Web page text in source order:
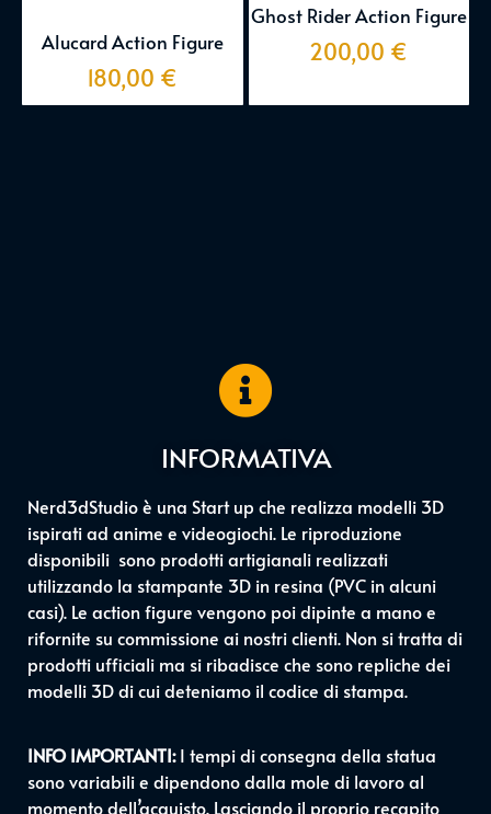
Alucard Action Figure
180,00 €
Ghost Rider Action Figure
200,00 €
INFORMATIVA
Nerd3dStudio è una Start up che realizza modelli 3D
ispirati ad anime e videogiochi. Le riproduzione
disponibili sono prodotti artigianali realizzati
utilizzando la stampante 3D in resina (PVC in alcuni
casi). Le action figure vengono poi dipinte a mano e
rifornite su commissione ai nostri clienti. Non si tratta di
prodotti ufficiali ma si ribadisce che sono repliche dei
modelli 3D di cui deteniamo il codice di stampa.
INFO IMPORTANTI:I tempi di consegna della statua
sono variabili e dipendono dalla mole di lavoro al
momento dell’acquisto. Lasciando il proprio recapito